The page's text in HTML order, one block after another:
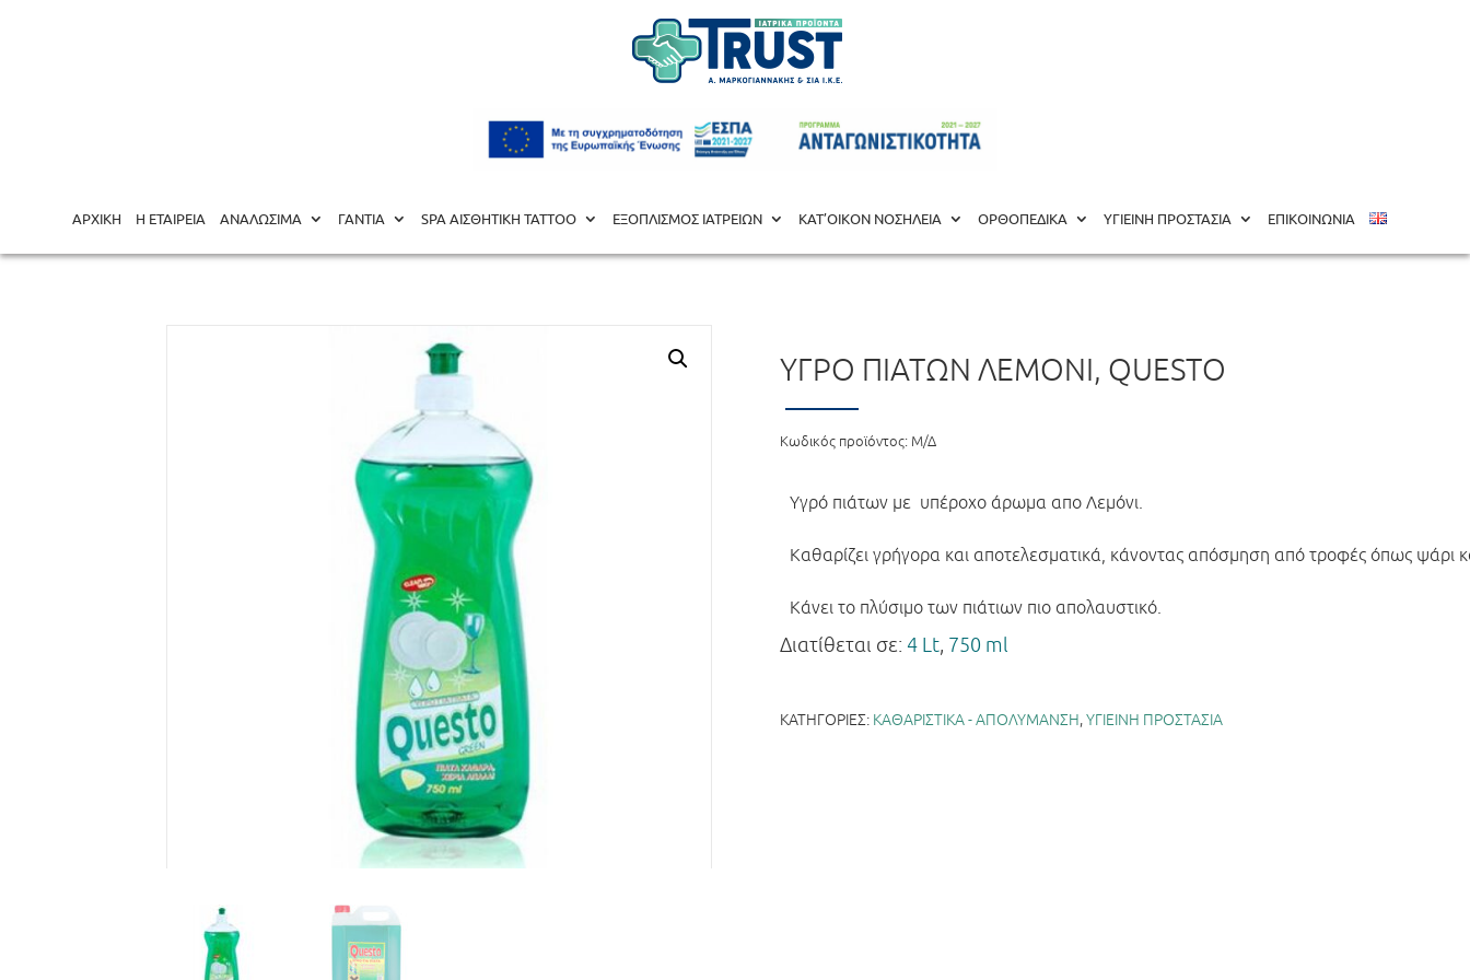
ΑΡΧΙΚΗ Η ΕΤΑΙΡΕΙΑ ΑΝΑΛΩΣΙΜΑ ΓΑΝΤΙΑ SPA ΑΙΣΘΗΤΙΚΗ TATΤOO ΕΞΟΠΛΙΣΜΟΣ ΙΑΤΡΕΙΩΝ ΚΑΤ’ΟΙΚΟΝ ΝΟΣΗΛΕΙΑ ΟΡΘΟΠΕΔΙΚΑ ΥΓΙΕΙΝΗ ΠΡΟΣΤΑΣΙΑ ΕΠΙΚΟΙΝΩΝΙΑ
ΥΓΡΌ ΠΙΆΤΩΝ ΛΕΜΌΝΙ, QUESTO
Κωδικός προϊόντος: Μ/Δ
Υγρό πιάτων με υπέροχο άρωμα απο Λεμόνι.
Καθαρίζει γρήγορα και αποτελεσματικά, κάνοντας απόσμηση από τροφές όπως ψάρι
Κάνει το πλύσιμο των πιάτιων πιο απολαυστικό.
Διατίθεται σε: 4 Lt, 750 ml
ΚΑΤΗΓΟΡΊΕΣ: ΚΑΘΑΡΙΣΤΙΚΑ - ΑΠΟΛΥΜΑΝΣΗ,ΥΓΙΕΙΝΗ ΠΡΟΣΤΑΣΙΑ